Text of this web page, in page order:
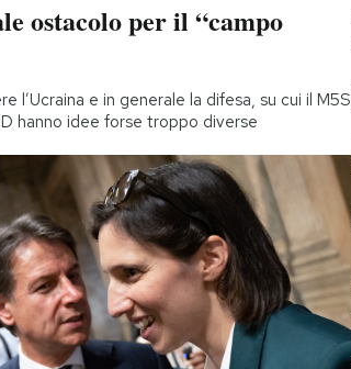
ostacolo per il “campo
l’Ucraina e in generale la difesa, su cui il M5S
hanno idee forse troppo diverse